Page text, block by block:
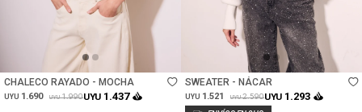
CHALECO RAYADO - MOCHA
UYU 1.690 UYU 1.990UYU 1.437
SWEATER - NÁCAR
UYU 1.521 UYU 2.590UYU 1.293